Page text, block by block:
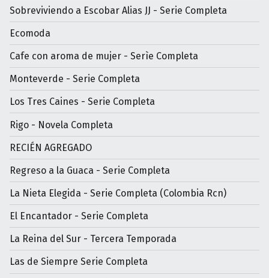
Sobreviviendo a Escobar Alias JJ - Serie Completa
Ecomoda
Cafe con aroma de mujer - Serìe Completa
Monteverde - Serie Completa
Los Tres Caines - Serie Completa
Rigo - Novela Completa
RECIÉN AGREGADO
Regreso a la Guaca - Serie Completa
La Nieta Elegida - Serie Completa (Colombia Rcn)
El Encantador - Serie Completa
La Reina del Sur - Tercera Temporada
Las de Siempre Serie Completa